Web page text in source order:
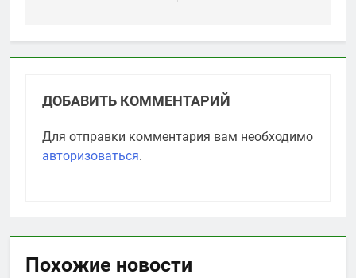
ДОБАВИТЬ КОММЕНТАРИЙ
Для отправки комментария вам необходимо
авторизоваться.
Похожие новости